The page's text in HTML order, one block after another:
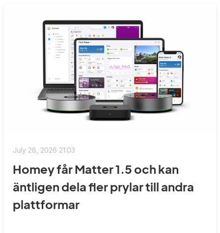
July 28, 2026 21:03
Homey får Matter 1.5 och kan
äntligen dela fler prylar till andra
plattformar